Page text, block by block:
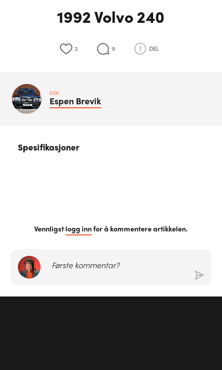
1992 Volvo 240
2 0 DEL
EIER
Espen Brevik
Spesifikasjoner
Vennligst logg innfor å kommentere artikkelen.
Første kommentar?